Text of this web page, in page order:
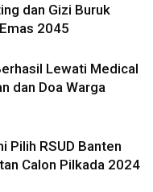
dan Gizi Buruk
2045
Lewati Medical
dan Doa Warga
Pilih RSUD Banten
Calon Pilkada 2024